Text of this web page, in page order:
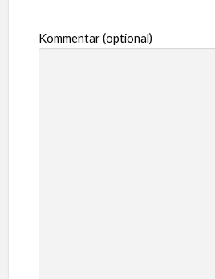
Kommentar (optional)